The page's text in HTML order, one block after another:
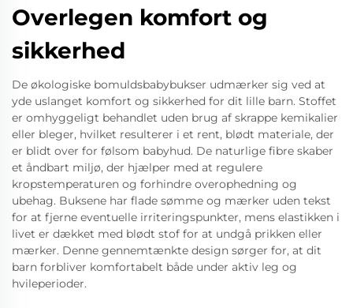
Overlegen komfort og
sikkerhed
De økologiske bomuldsbabybukser udmærker sig ved at
yde uslanget komfort og sikkerhed for dit lille barn. Stoffet
er omhyggeligt behandlet uden brug af skrappe kemikalier
eller bleger, hvilket resulterer i et rent, blødt materiale, der
er blidt over for følsom babyhud. De naturlige fibre skaber
et åndbart miljø, der hjælper med at regulere
kropstemperaturen og forhindre overophedning og
ubehag. Buksene har flade sømme og mærker uden tekst
for at fjerne eventuelle irriteringspunkter, mens elastikken i
livet er dækket med blødt stof for at undgå prikken eller
mærker. Denne gennemtænkte design sørger for, at dit
barn forbliver komfortabelt både under aktiv leg og
hvileperioder.